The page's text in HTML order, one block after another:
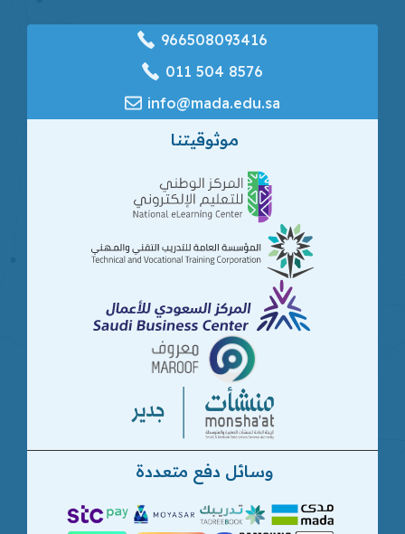
966508093416
‎011 504 8576
info@mada.edu.sa
موثوقيتنا
وسائل دفع متعددة